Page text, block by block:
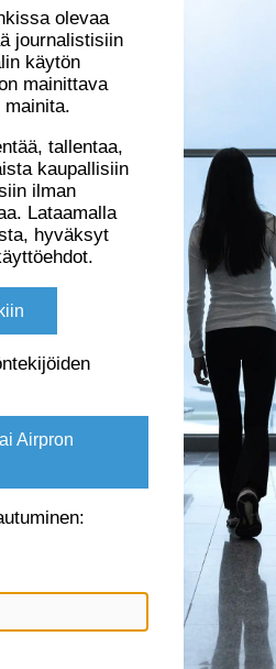
olevaa
journalistisiin
käytön
mainittava
tallentaa,
kaupallisiin
ilman
Lataamalla
hyväksyt
Airpron